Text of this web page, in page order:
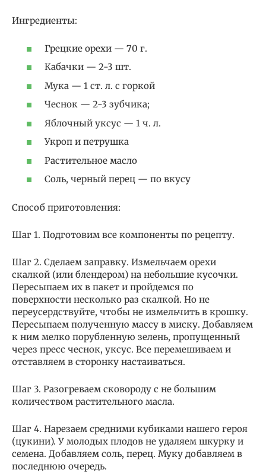
Ингредиенты:
Грецкие орехи — 70 г.
Кабачки — 2-3 шт.
Мука — 1 ст. л. с горкой
Чеснок — 2-3 зубчика;
Яблочный уксус — 1 ч. л.
Укроп и петрушка
Растительное масло
Соль, черный перец — по вкусу
Способ приготовления:
Шаг 1. Подготовим все компоненты по рецепту.
Шаг 2. Сделаем заправку. Измельчаем орехи
скалкой (или блендером) на небольшие кусочки.
Пересыпаем их в пакет и пройдемся по
поверхности несколько раз скалкой. Но не
переусердствуйте, чтобы не измельчить в крошку.
Пересыпаем полученную массу в миску. Добавляем
к ним мелко порубленную зелень, пропущенный
через пресс чеснок, уксус. Все перемешиваем и
отставляем в сторонку настаиваться.
Шаг 3. Разогреваем сковороду с не большим
количеством растительного масла.
Шаг 4. Нарезаем средними кубиками нашего героя
(цукини). У молодых плодов не удаляем шкурку и
семена. Добавляем соль, перец. Муку добавляем в
последнюю очередь.